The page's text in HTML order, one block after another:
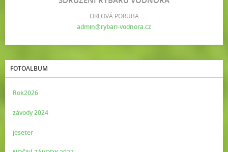
ORLOVÁ PORUBA
admin@rybari-vodnora.cz
FOTOALBUM
Rok2026
závody 2024
jeseter